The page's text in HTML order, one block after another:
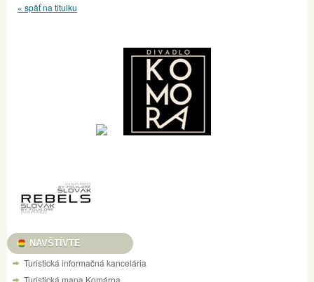
« späť na titulku
NAVŠTÍVTE
Turistická informačná kancelária
Turistická mapa Komárna